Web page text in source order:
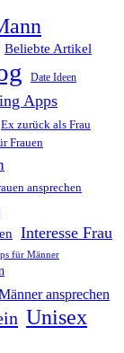
Beliebte Artikel
Date Ideen
Apps
Ex zurück als Frau
Frauen
ansprechen
Interesse Frau
für Männer
ansprechen
Unisex